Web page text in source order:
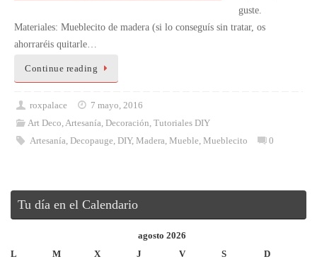
guste.
Materiales: Mueblecito de madera (si lo conseguís sin tratar, os
ahorraréis quitarle…
Continue reading
roxpalace
7 mayo, 2016
Art Deco Artesanía Decoración Tutoriales DIY
Artesanía Decopauge DIY, Madera Mueble Mueblecito 0
Tu día en el Calendario
agosto 2026
L
M X J V S D